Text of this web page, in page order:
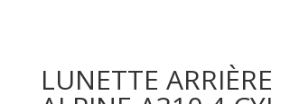
LUNETTE ARRIÈRE